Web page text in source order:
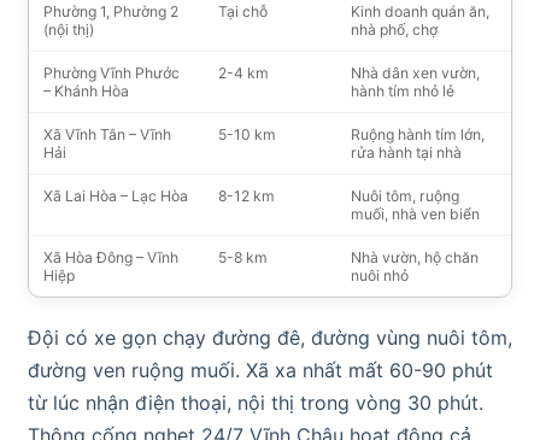
Phường 1, Phường 2
(nội thị)
Tại chỗ
Kinh doanh quán ăn,
nhà phố, chợ
Phường Vĩnh Phước
– Khánh Hòa
2-4 km
Nhà dân xen vườn,
hành tím nhỏ lẻ
Xã Vĩnh Tân – Vĩnh
Hải
5-10 km
Ruộng hành tím lớn,
rửa hành tại nhà
Xã Lai Hòa – Lạc Hòa 8-12 km
Nuôi tôm, ruộng
muối, nhà ven biển
Xã Hòa Đông – Vĩnh
Hiệp
5-8 km
Nhà vườn, hộ chăn
nuôi nhỏ
Đội có xe gọn chạy đường đê, đường vùng nuôi tôm,
đường ven ruộng muối. Xã xa nhất mất 60-90 phút
từ lúc nhận điện thoại, nội thị trong vòng 30 phút.
Thông cống nghẹt 24/7 Vĩnh Châu hoạt động cả